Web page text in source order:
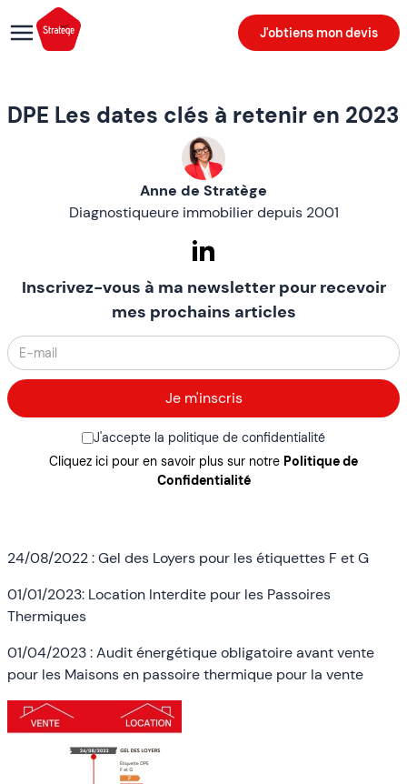
J'obtiens mon devis
DPE Les dates clés à retenir en 2023
Anne de Stratège
Diagnostiqueure immobilier depuis 2001
Inscrivez-vous à ma newsletter pour recevoir
mes prochains articles
J'accepte la politique de confidentialité
Cliquez ici pour en savoir plus sur notre Politique de
Confidentialité
24/08/2022 : Gel des Loyers pour les étiquettes F et G
01/01/2023: Location Interdite pour les Passoires
Thermiques
01/04/2023 : Audit énergétique obligatoire avant vente
pour les Maisons en passoire thermique pour la vente